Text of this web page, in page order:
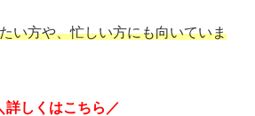
い方や、忙しい方にも向いていま
詳しくはこちら／